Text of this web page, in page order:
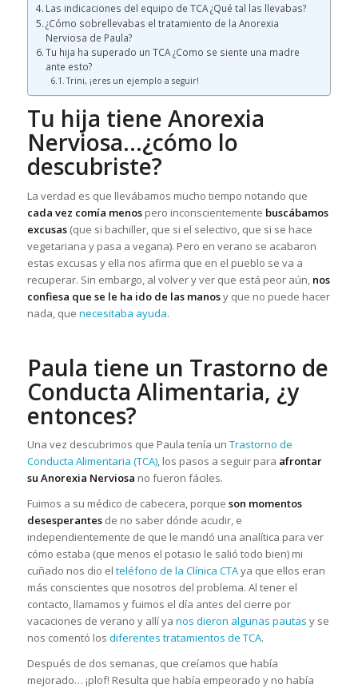
Las indicaciones del equipo de TCA ¿Qué tal las llevabas?
¿Cómo sobrellevabas el tratamiento de la Anorexia
Nerviosa de Paula?
Tu hija ha superado un TCA ¿Como se siente una madre
ante esto?
Trini, ¡eres un ejemplo a seguir!
Tu hija tiene Anorexia
Nerviosa…¿cómo lo
descubriste?
La verdad es que llevábamos mucho tiempo notando que
cada vez comía menospero inconscientemente buscábamos
excusas(que si bachiller, que si el selectivo, que si se hace
vegetariana y pasa a vegana). Pero en verano se acabaron
estas excusas y ella nos afirma que en el pueblo se va a
recuperar. Sin embargo, al volver y ver que está peor aún, nos
confiesa que se le ha ido de las manosy que no puede hacer
nada, que necesitaba ayuda.
Paula tiene un Trastorno de
Conducta Alimentaria, ¿y
entonces?
Una vez descubrimos que Paula tenía un Trastorno de
Conducta Alimentaria (TCA), los pasos a seguir para afrontar
su Anorexia Nerviosa no fueron fáciles.
Fuimos a su médico de cabecera, porque son momentos
desesperantesde no saber dónde acudir, e
independientemente de que le mandó una analítica para ver
cómo estaba (que menos el potasio le salió todo bien) mi
cuñado nos dio el teléfono de la Clínica CTAya que ellos eran
más conscientes que nosotros del problema. Al tener el
contacto, llamamos y fuimos el día antes del cierre por
vacaciones de verano y allí ya nos dieron algunas pautas y se
nos comentó los diferentes tratamientos de TCA.
Después de dos semanas, que creíamos que había
mejorado… ¡plof! Resulta que había empeorado y no había